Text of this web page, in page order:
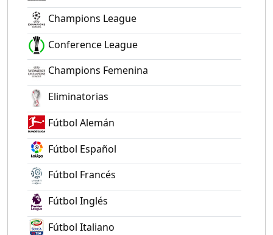
Champions League
Conference League
Champions Femenina
Eliminatorias
Fútbol Alemán
Fútbol Español
Fútbol Francés
Fútbol Inglés
Fútbol Italiano